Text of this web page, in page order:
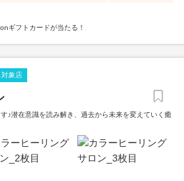
ギフトカードが当たる！
対象店
♪潜在意識を読み解き、過去から未来を変えていく癒